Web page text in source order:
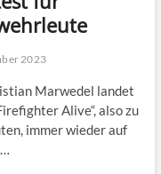
2023
Marwedel landet
Alive“, also zu
immer wieder auf